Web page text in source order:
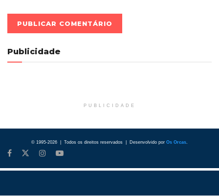
Publicidade
PUBLICIDADE
© 1995-2026 | Todos os direitos reservados | Desenvolvido por Os Orcas